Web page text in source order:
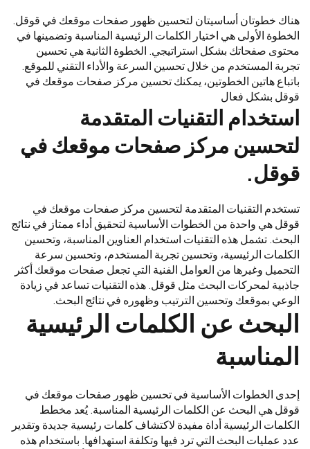
هناك خطوتان أساسيتان لتحسين ظهور صفحات موقعك في قوقل.
الخطوة الأولى هي اختيار الكلمات الرئيسية المناسبة وتضمينها في
محتوى صفحاتك بشكل استراتيجي. الخطوة الثانية هي تحسين
تجربة المستخدم من خلال تحسين السرعة والأداء التقني للموقع.
باتباع هاتين الخطوتين، يمكنك تحسين مركز صفحات موقعك في
قوقل بشكل فعال
استخدام التقنيات المتقدمة
لتحسين مركز صفحات موقعك في
قوقل.
تستخدم التقنيات المتقدمة لتحسين مركز صفحات موقعك في
قوقل هي واحدة من الخطوات الأساسية لتحقيق أداء ممتاز في نتائج
البحث. تشمل هذه التقنيات استخدام العناوين المناسبة، وتحسين
الكلمات الرئيسية، وتحسين تجربة المستخدم، وتحسين سرعة
التحميل وغيرها من العوامل الفنية التي تجعل صفحات موقعك أكثر
جاذبية لمحركات البحث مثل قوقل. هذه التقنيات تساعد في زيادة
الوعي بموقعك وتحسين الترتيب وظهوره في نتائج البحث.
البحث عن الكلمات الرئيسية
المناسبة
إحدى الخطوات الأساسية في تحسين ظهور صفحات موقعك في
قوقل هي البحث عن الكلمات الرئيسية المناسبة. يُعد مخطط
الكلمات الرئيسية أداة مفيدة لاكتشاف كلمات رئيسية جديدة وتقدير
عدد عمليات البحث التي ترد فيها وتكلفة استهدافها. باستخدام هذه